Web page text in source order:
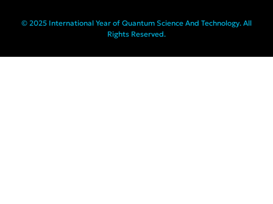
© 2025 International Year of Quantum Science And Technology. All
Rights Reserved.